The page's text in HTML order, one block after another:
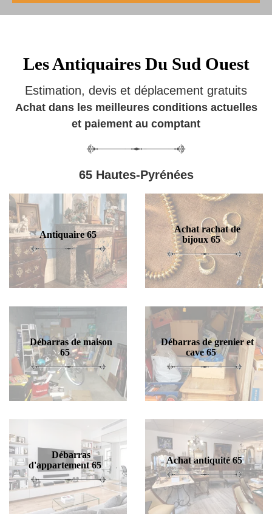
Les Antiquaires Du Sud Ouest
Estimation, devis et déplacement gratuits
Achat dans les meilleures conditions actuelles
et paiement au comptant
65 Hautes-Pyrénées
Antiquaire 65
Achat rachat de
bijoux 65
Débarras de maison
65
Débarras de grenier et
cave 65
Débarras
d'appartement 65
Achat antiquité 65